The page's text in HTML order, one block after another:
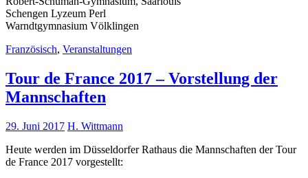
Schengen Lyzeum Perl
Warndtgymnasium Völklingen
Französisch, Veranstaltungen
Tour de France 2017 – Vorstellung der
Mannschaften
29. Juni 2017 H. Wittmann
Heute werden im Düsseldorfer Rathaus die Mannschaften der Tour
de France 2017 vorgestellt: